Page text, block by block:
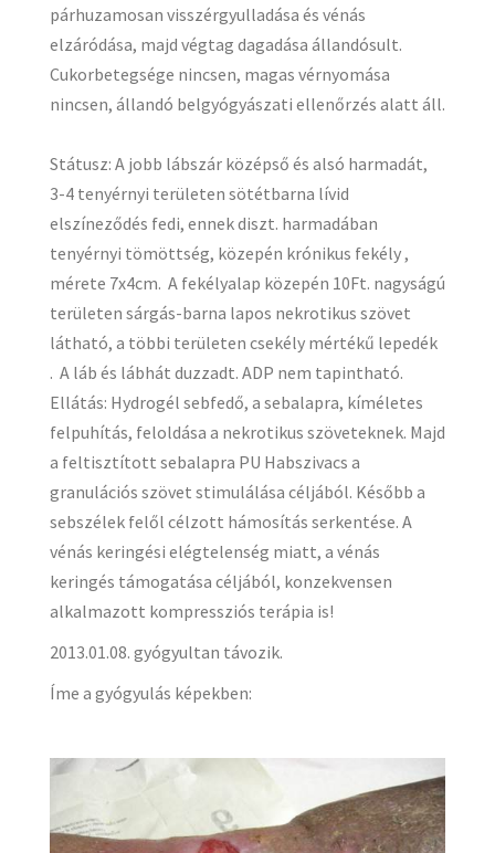
párhuzamosan visszérgyulladása és vénás
elzáródása, majd végtag dagadása állandósult.
Cukorbetegsége nincsen, magas vérnyomása
nincsen, állandó belgyógyászati ellenőrzés alatt áll.
Státusz: A jobb lábszár középső és alsó harmadát,
3-4 tenyérnyi területen sötétbarna lívid
elszíneződés fedi, ennek diszt. harmadában
tenyérnyi tömöttség, közepén krónikus fekély ,
mérete 7x4cm. A fekélyalap közepén 10Ft. nagyságú
területen sárgás-barna lapos nekrotikus szövet
látható, a többi területen csekély mértékű lepedék
. A láb és lábhát duzzadt. ADP nem tapintható.
Ellátás: Hydrogél sebfedő, a sebalapra, kíméletes
felpuhítás, feloldása a nekrotikus szöveteknek. Majd
a feltisztított sebalapra PU Habszivacs a
granulációs szövet stimulálása céljából. Később a
sebszélek felől célzott hámosítás serkentése. A
vénás keringési elégtelenség miatt, a vénás
keringés támogatása céljából, konzekvensen
alkalmazott kompressziós terápia is!
2013.01.08. gyógyultan távozik.
Íme a gyógyulás képekben: